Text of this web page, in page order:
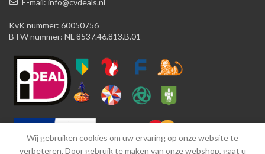
E-mail: info@cvdeals.nl
KvK nummer: 60050756
BTW nummer: NL 8537.46.813.B.01
Wij gebruiken cookies om uw ervaring op onze website te
verbeteren. Door gebruik te maken van onze webshop, gaat u